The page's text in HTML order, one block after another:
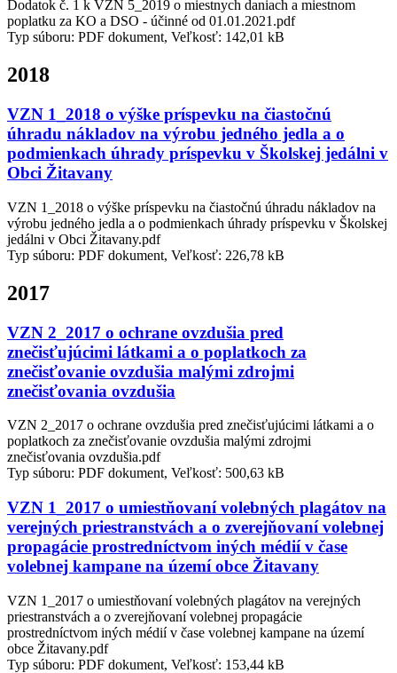
Dodatok č. 1 k VZN 5_2019 o miestnych daniach a miestnom
poplatku za KO a DSO - účinné od 01.01.2021.pdf
Typ súboru: PDF dokument, Veľkosť: 142,01 kB
2018
VZN 1_2018 o výške príspevku na čiastočnú
úhradu nákladov na výrobu jedného jedla a o
podmienkach úhrady príspevku v Školskej jedálni v
Obci Žitavany
VZN 1_2018 o výške príspevku na čiastočnú úhradu nákladov na
výrobu jedného jedla a o podmienkach úhrady príspevku v Školskej
jedálni v Obci Žitavany.pdf
Typ súboru: PDF dokument, Veľkosť: 226,78 kB
2017
VZN 2_2017 o ochrane ovzdušia pred
znečisťujúcimi látkami a o poplatkoch za
znečisťovanie ovzdušia malými zdrojmi
znečisťovania ovzdušia
VZN 2_2017 o ochrane ovzdušia pred znečisťujúcimi látkami a o
poplatkoch za znečisťovanie ovzdušia malými zdrojmi
znečisťovania ovzdušia.pdf
Typ súboru: PDF dokument, Veľkosť: 500,63 kB
VZN 1_2017 o umiestňovaní volebných plagátov na
verejných priestranstvách a o zverejňovaní volebnej
propagácie prostredníctvom iných médií v čase
volebnej kampane na území obce Žitavany
VZN 1_2017 o umiestňovaní volebných plagátov na verejných
priestranstvách a o zverejňovaní volebnej propagácie
prostredníctvom iných médií v čase volebnej kampane na území
obce Žitavany.pdf
Typ súboru: PDF dokument, Veľkosť: 153,44 kB